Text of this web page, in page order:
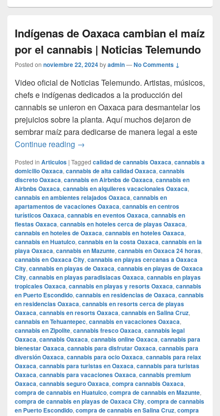
Indígenas de Oaxaca cambian el maíz
por el cannabis | Noticias Telemundo
Posted on noviembre 22, 2024byadmin—No Comments ↓
Video oficial de Noticias Telemundo. Artistas, músicos,
chefs e indígenas dedicados a la producción del
cannabis se unieron en Oaxaca para desmantelar los
prejuicios sobre la planta. Aquí muchos dejaron de
sembrar maíz para dedicarse de manera legal a este
Continue reading Indígenas de Oaxaca cambian el maíz
→
Posted in Articulos | Tagged calidad de cannabis Oaxaca, cannabis a
domicilio Oaxaca, cannabis de alta calidad Oaxaca, cannabis
discreto Oaxaca, cannabis en Airbnbs de Oaxaca, cannabis en
Airbnbs Oaxaca, cannabis en alquileres vacacionales Oaxaca,
cannabis en ambientes relajados Oaxaca, cannabis en
apartamentos de vacaciones Oaxaca, cannabis en centros
turísticos Oaxaca, cannabis en eventos Oaxaca, cannabis en
fiestas Oaxaca, cannabis en hoteles cerca de playas Oaxaca,
cannabis en hoteles de Oaxaca, cannabis en hoteles Oaxaca,
cannabis en Huatulco, cannabis en la costa Oaxaca, cannabis en la
playa Oaxaca, cannabis en Mazunte, cannabis en Oaxaca 24 horas,
cannabis en Oaxaca City, cannabis en playas cercanas a Oaxaca
City, cannabis en playas de Oaxaca, cannabis en playas de Oaxaca
City, cannabis en playas paradisiacas Oaxaca, cannabis en playas
tropicales Oaxaca, cannabis en playas y resorts Oaxaca, cannabis
en Puerto Escondido, cannabis en residencias de Oaxaca, cannabis
en residencias Oaxaca, cannabis en resorts cerca de playas
Oaxaca, cannabis en resorts Oaxaca, cannabis en Salina Cruz,
cannabis en Tehuantepec, cannabis en vacaciones Oaxaca,
cannabis en Zipolite, cannabis fresco Oaxaca, cannabis legal
Oaxaca, cannabis Oaxaca, cannabis online Oaxaca, cannabis para
bienestar Oaxaca, cannabis para disfrutar Oaxaca, cannabis para
diversión Oaxaca, cannabis para ocio Oaxaca, cannabis para relax
Oaxaca, cannabis para turistas en Oaxaca, cannabis para turistas
Oaxaca, cannabis para vacaciones Oaxaca, cannabis premium
Oaxaca, cannabis seguro Oaxaca, compra cannabis Oaxaca,
compra de cannabis en Huatulco, compra de cannabis en Mazunte,
compra de cannabis en playas de Oaxaca City, compra de cannabis
en Puerto Escondido, compra de cannabis en Salina Cruz, compra